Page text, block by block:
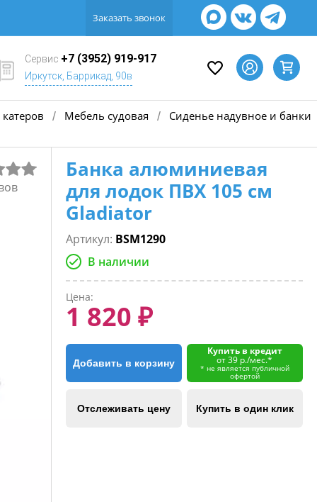
Заказать звонок
Сервис +7 (3952) 919-917
Иркутск, Баррикад, 90в
/ Мебель судовая /
Сиденье надувное и банки
Банка алюминиевая
для лодок ПВХ 105 см
Gladiator
Артикул: BSM1290
В наличии
Цена:
1 820 ₽
Добавить в корзину
Купить в кредит
от 39 р./мес.*
* не является публичной
офертой
Отслеживать цену Купить в один клик